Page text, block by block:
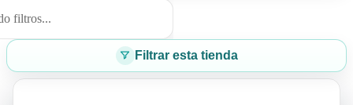
filtros...
Filtrar esta tienda